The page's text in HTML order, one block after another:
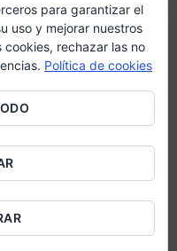
para garantizar el
uso y mejorar nuestros
rechazar las no
Política de cookies